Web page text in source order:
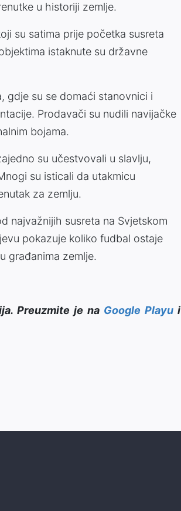
u historiji zemlje.
su satima prije početka susreta
istaknute su državne
gdje su se domaći stanovnici i
Prodavači su nudili navijačke
bojama.
su učestvovali u slavlju,
su isticali da utakmicu
za zemlju.
najvažnijih susreta na Svjetskom
pokazuje koliko fudbal ostaje
građanima zemlje.
Preuzmite je na Google Playui